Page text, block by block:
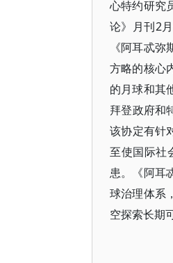
心特约研究
论》月刊2
《阿耳忒
方略的核心
的月球和其
拜登政府和
该协定有针
至使国际社
患。《阿耳
球治理体系
空探索长期